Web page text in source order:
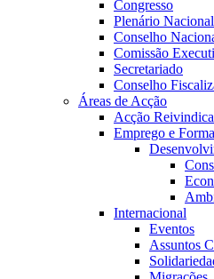
Congresso
Plenário Nacional
Conselho
Comissão
Secretariado
Conselho
Áreas de Acção
Acção
Emprego e
Internacional
Eventos
Assuntos